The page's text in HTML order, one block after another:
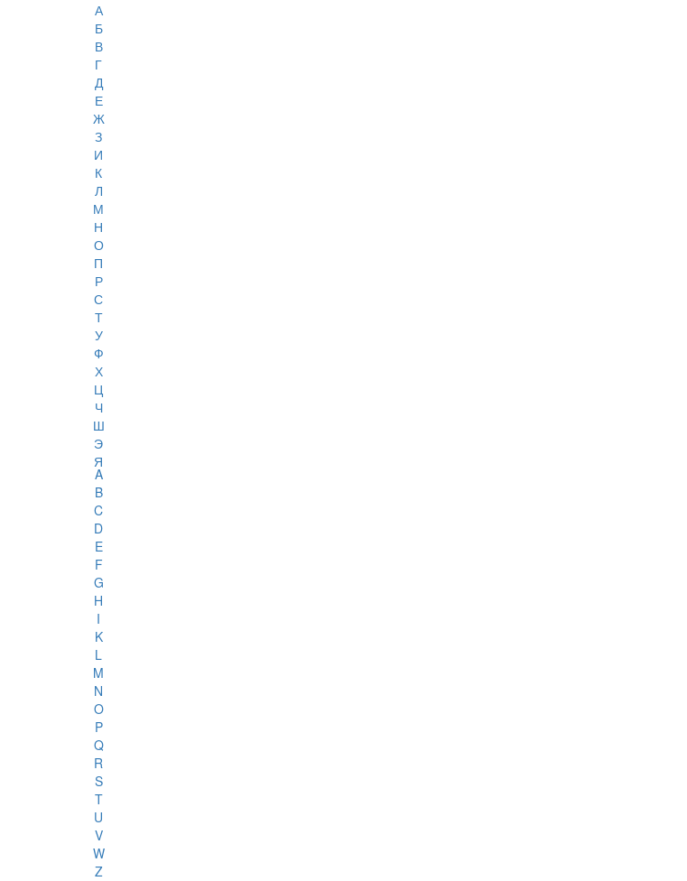
А
Б
В
Г
Д
Е
Ж
З
И
К
Л
М
Н
О
П
Р
С
Т
У
Ф
Х
Ц
Ч
Ш
Э
Я
A
B
C
D
E
F
G
H
I
K
L
M
N
O
P
Q
R
S
T
U
V
W
Z